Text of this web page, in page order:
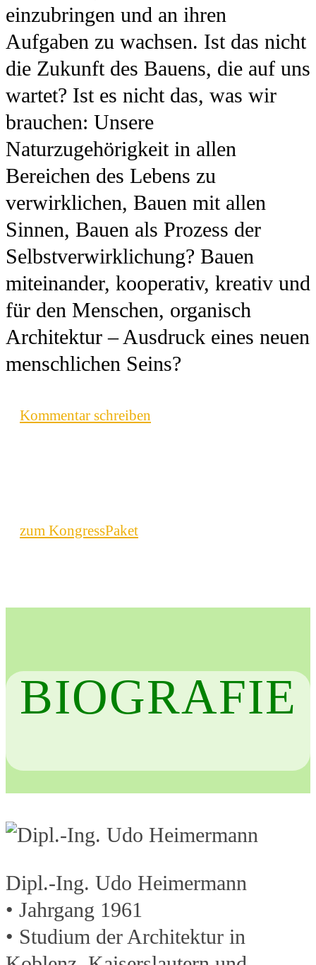
einzubringen und an ihren
Aufgaben zu wachsen. Ist das nicht
die Zukunft des Bauens, die auf uns
wartet? Ist es nicht das, was wir
brauchen: Unsere
Naturzugehörigkeit in allen
Bereichen des Lebens zu
verwirklichen, Bauen mit allen
Sinnen, Bauen als Prozess der
Selbstverwirklichung? Bauen
miteinander, kooperativ, kreativ und
für den Menschen, organisch
Architektur – Ausdruck eines neuen
menschlichen Seins?
Kommentar schreiben
zum KongressPaket
BIOGRAFIE
Dipl.-Ing. Udo Heimermann
• Jahrgang 1961
• Studium der Architektur in